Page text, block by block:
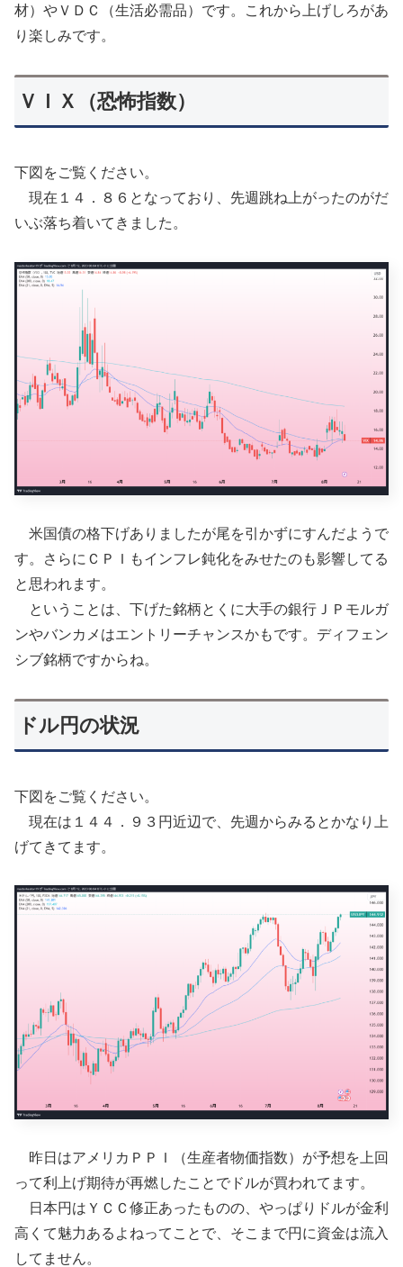
材）やＶＤＣ（生活必需品）です。これから上げしろがあ
り楽しみです。
ＶＩＸ（恐怖指数）
下図をご覧ください。
現在１４．８６となっており、先週跳ね上がったのがだ
いぶ落ち着いてきました。
米国債の格下げありましたが尾を引かずにすんだようで
す。さらにＣＰＩもインフレ鈍化をみせたのも影響してる
と思われます。
ということは、下げた銘柄とくに大手の銀行ＪＰモルガ
ンやバンカメはエントリーチャンスかもです。ディフェン
シブ銘柄ですからね。
ドル円の状況
下図をご覧ください。
現在は１４４．９３円近辺で、先週からみるとかなり上
げてきてます。
昨日はアメリカＰＰＩ（生産者物価指数）が予想を上回
って利上げ期待が再燃したことでドルが買われてます。
日本円はＹＣＣ修正あったものの、やっぱりドルが金利
高くて魅力あるよねってことで、そこまで円に資金は流入
してません。